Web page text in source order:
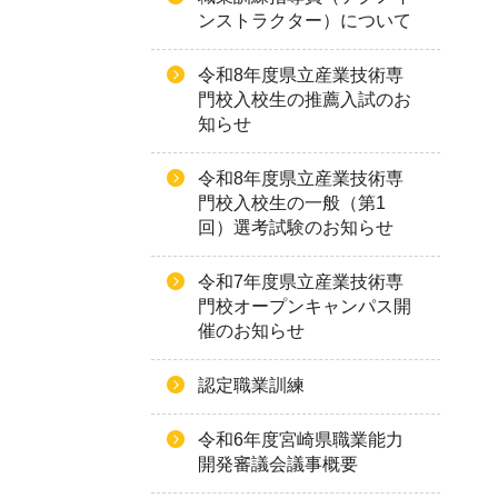
ンストラクター）について
令和8年度県立産業技術専
門校入校生の推薦入試のお
知らせ
令和8年度県立産業技術専
門校入校生の一般（第1
回）選考試験のお知らせ
令和7年度県立産業技術専
門校オープンキャンパス開
催のお知らせ
認定職業訓練
令和6年度宮崎県職業能力
開発審議会議事概要